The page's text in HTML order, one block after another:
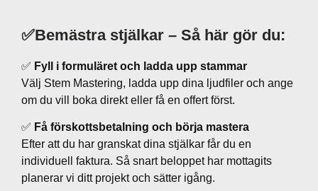
✅Bemästra stjälkar – Så här gör du:
✅ Fyll i formuläret och ladda upp stammar
Välj Stem Mastering, ladda upp dina ljudfiler och ange
om du vill boka direkt eller få en offert först.
✅ Få förskottsbetalning och börja mastera
Efter att du har granskat dina stjälkar får du en
individuell faktura. Så snart beloppet har mottagits
planerar vi ditt projekt och sätter igång.